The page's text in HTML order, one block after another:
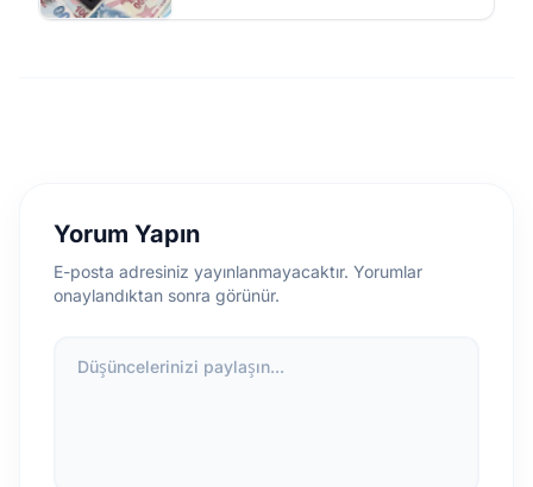
Yorum Yapın
E-posta adresiniz yayınlanmayacaktır. Yorumlar
onaylandıktan sonra görünür.
Düşüncelerinizi paylaşın...